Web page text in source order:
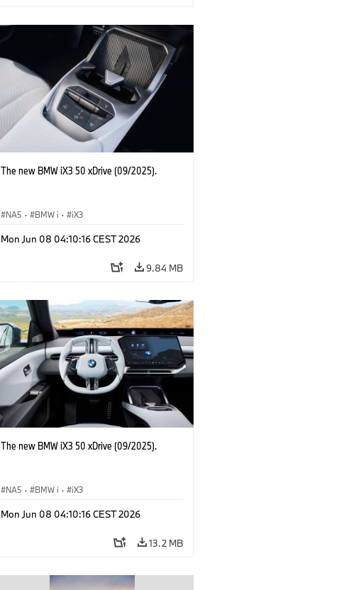
The new BMW iX3 50 xDrive (09/2025).
NA5 · BMW i · iX3
Mon Jun 08 04:10:16 CEST 2026
9.84 MB
The new BMW iX3 50 xDrive (09/2025).
NA5 · BMW i · iX3
Mon Jun 08 04:10:16 CEST 2026
13.2 MB